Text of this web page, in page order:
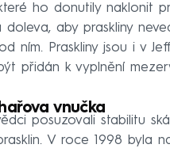
ho donutily naklonit
aby praskliny
ním. Praskliny jsou i v
přidán k vyplnění
vnučka
posuzovali stabilitu
V roce 1998 byla